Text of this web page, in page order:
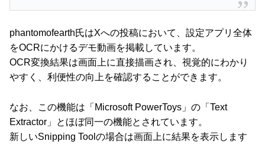
phantomofearth氏はXへの投稿において、設定アプリ全体
をOCRにかけるデモ動画を掲載しています。
OCR変換結果は画面上に直接描画され、視覚的にわかり
やすく、利便性の向上を確認することができます。
なお、この機能は「Microsoft PowerToys」の「Text
Extractor」とほぼ同一の機能とされています。
新しいSnipping Toolの場合は画面上に結果を表示します